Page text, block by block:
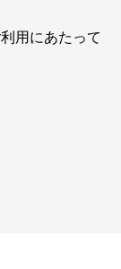
用にあたって